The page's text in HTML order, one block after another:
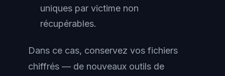
uniques par victime non
récupérables.
Dans ce cas, conservez vos fichiers
chiffrés — de nouveaux outils de